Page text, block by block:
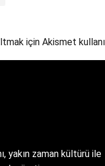
için Akismet
yakın zaman kültürü ile